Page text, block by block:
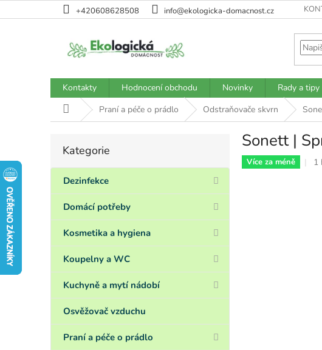
na
+420608628508 info@ekologicka-domacnost.cz
Kontakty Hodnocení obchodu Novinky Rady a tipy
Domů Praní a péče o prádlo Odstraňovače skvrn
s
r
n
í
a
e
Přeskočit
Kategorie
Dezinfekce
Domácí potřeby
Kosmetika a hygiena
Koupelny a WC
Kuchyně a mytí nádobí
Osvěžovač vzduchu
Praní a péče o prádlo
Sonett |
Více za méně 1